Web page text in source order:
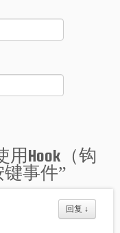
用Hook（钩
键事件”
回复 ↓